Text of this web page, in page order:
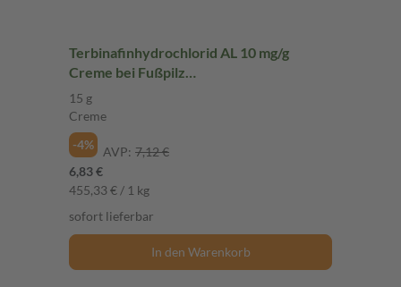
Terbinafinhydrochlorid AL 10 mg/g
Creme bei Fußpilz
Terbinafinhydrochlorid AL 10 mg/g
Creme bei Fußpilz
15 g
Creme
-4%
AVP: 7,12 €
6,83 €
455,33 € / 1 kg
sofort lieferbar
In den Warenkorb